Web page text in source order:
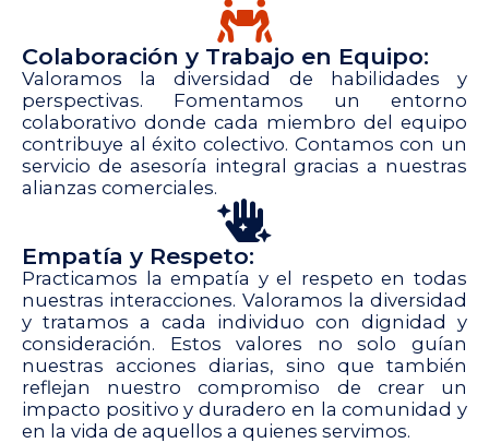
Colaboración y Trabajo en Equipo:
Valoramos la diversidad de habilidades y
perspectivas. Fomentamos un entorno
colaborativo donde cada miembro del equipo
contribuye al éxito colectivo. Contamos con un
servicio de asesoría integral gracias a nuestras
alianzas comerciales.
Empatía y Respeto:
Practicamos la empatía y el respeto en todas
nuestras interacciones. Valoramos la diversidad
y tratamos a cada individuo con dignidad y
consideración. Estos valores no solo guían
nuestras acciones diarias, sino que también
reflejan nuestro compromiso de crear un
impacto positivo y duradero en la comunidad y
en la vida de aquellos a quienes servimos.